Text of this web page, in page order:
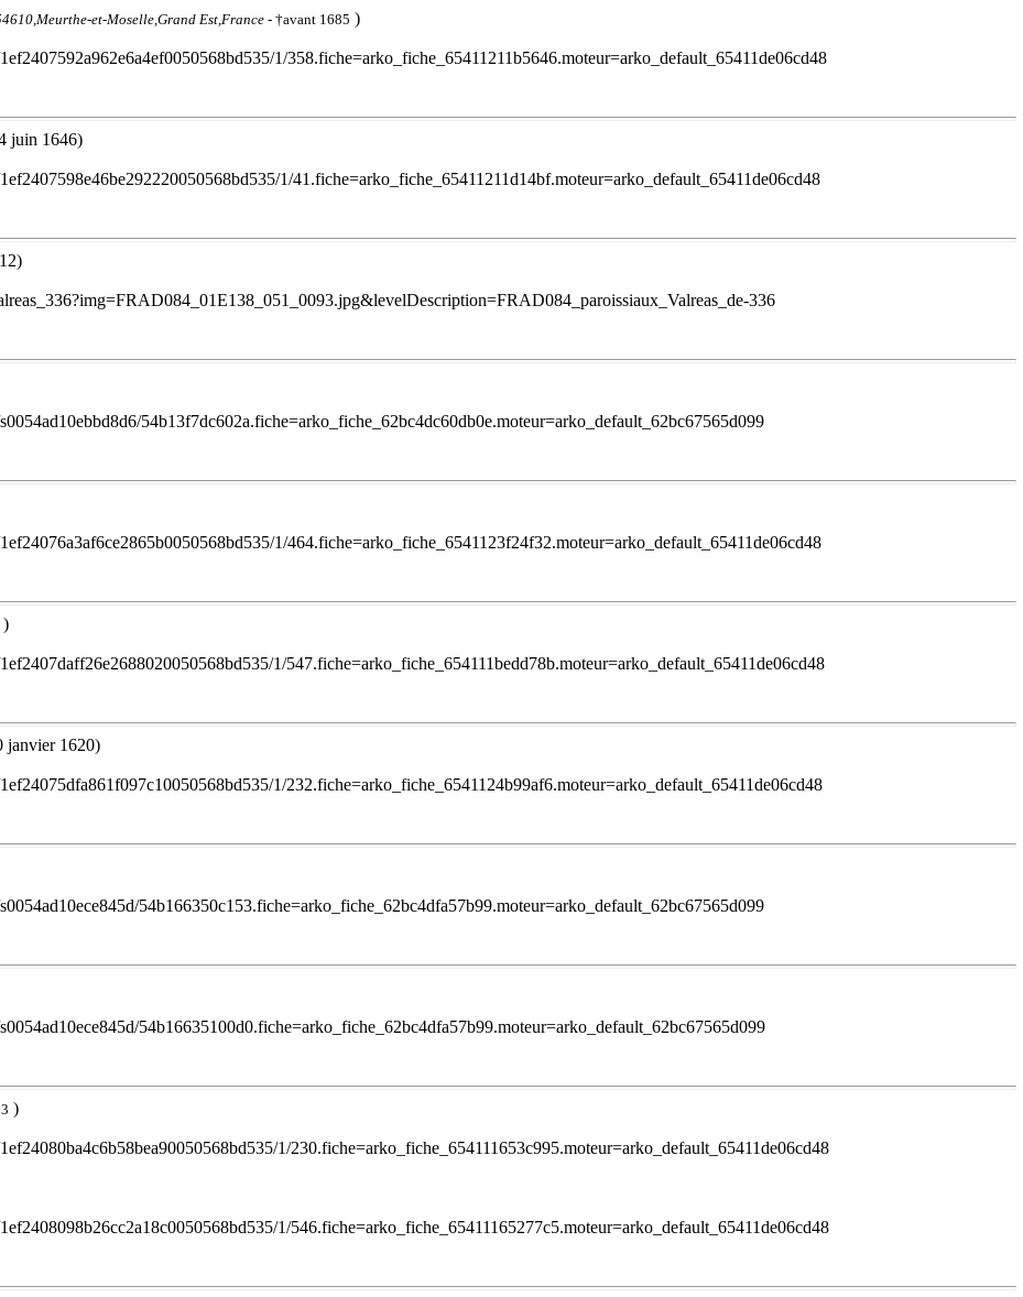
et-Moselle,Grand Est,France - †avant 1685 )
1/358.fiche=arko_fiche_65411211b5646.moteur=arko_default_65411de06cd48
juin 1646)
1/41.fiche=arko_fiche_65411211d14bf.moteur=arko_default_65411de06cd48
336
54b13f7dc602a.fiche=arko_fiche_62bc4dc60db0e.moteur=arko_default_62bc67565d099
1/464.fiche=arko_fiche_6541123f24f32.moteur=arko_default_65411de06cd48
)
1/547.fiche=arko_fiche_654111bedd78b.moteur=arko_default_65411de06cd48
janvier 1620)
1/232.fiche=arko_fiche_6541124b99af6.moteur=arko_default_65411de06cd48
54b166350c153.fiche=arko_fiche_62bc4dfa57b99.moteur=arko_default_62bc67565d099
54b16635100d0.fiche=arko_fiche_62bc4dfa57b99.moteur=arko_default_62bc67565d099
)
1/230.fiche=arko_fiche_654111653c995.moteur=arko_default_65411de06cd48
1/546.fiche=arko_fiche_65411165277c5.moteur=arko_default_65411de06cd48